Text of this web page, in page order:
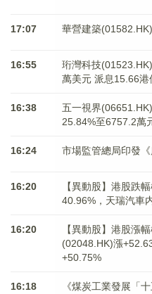
17:07 華營建築
16:55
珩灣科技
萬美元 派息15.66港
16:38
五一視界
25.84%至6757.2萬
16:24 市場監管總局印發《
16:20
【異動股】港股跌
40.96%，天瑞汽車
16:20
【異動股】港股漲
(02048.HK)漲
+50.75%
16:18
《煤炭工業發展「